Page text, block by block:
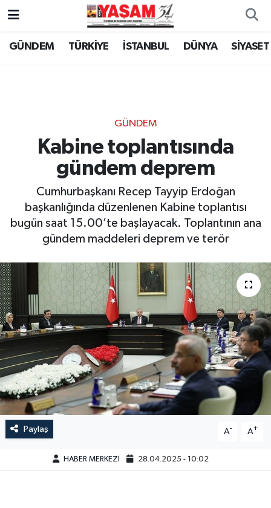
GÜNDEM TÜRKİYE İSTANBUL DÜNYA SİYASET
GÜNDEM
Kabine toplantısında
gündem deprem
Cumhurbaşkanı Recep Tayyip Erdoğan
başkanlığında düzenlenen Kabine toplantısı
bugün saat 15.00’te başlayacak. Toplantının ana
gündem maddeleri deprem ve terör
Paylaş A- A+
HABER MERKEZİ 28.04.2025 - 10:02